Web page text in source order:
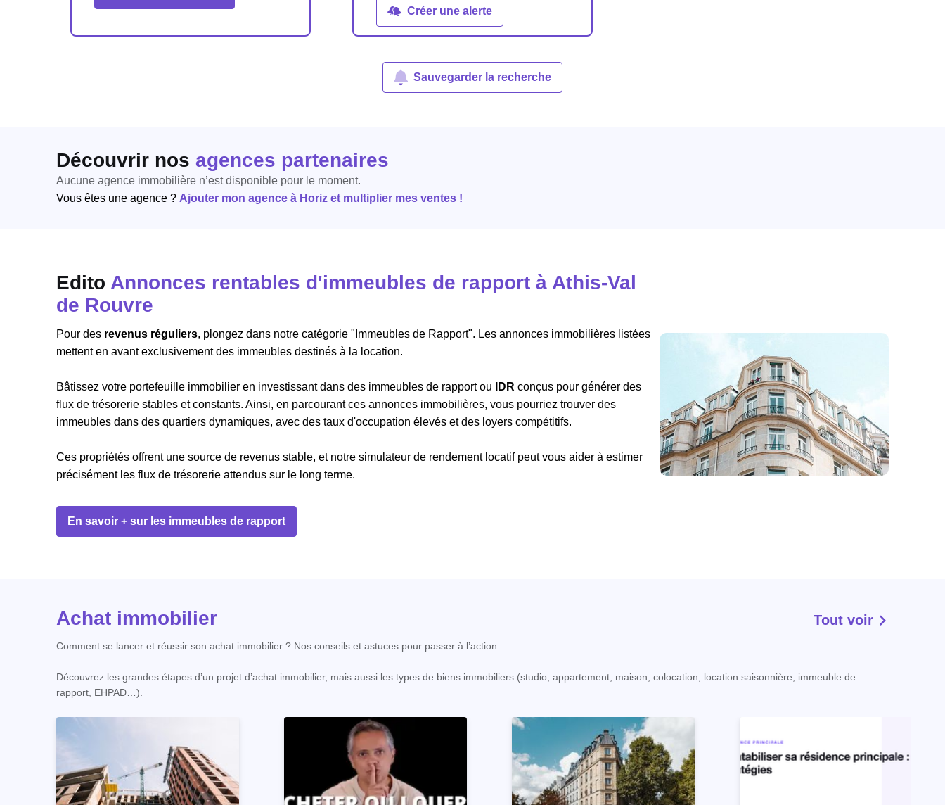
Créer une alerte
Sauvegarder la recherche
Découvrir nos agences partenaires
Aucune agence immobilière n’est disponible pour le moment.
Vous êtes une agence ? Ajouter mon agence à Horiz et multiplier mes ventes !
Edito Annonces rentables d'immeubles de rapport à Athis-Val
de Rouvre
Pour des revenus réguliers, plongez dans notre catégorie "Immeubles de Rapport". Les annonces immobilières listées
mettent en avant exclusivement des immeubles destinés à la location.
Bâtissez votre portefeuille immobilier en investissant dans des immeubles de rapport ou IDR conçus pour générer des
flux de trésorerie stables et constants. Ainsi, en parcourant ces annonces immobilières, vous pourriez trouver des
immeubles dans des quartiers dynamiques, avec des taux d'occupation élevés et des loyers compétitifs.
Ces propriétés offrent une source de revenus stable, et notre simulateur de rendement locatif peut vous aider à estimer
précisément les flux de trésorerie attendus sur le long terme.
En savoir + sur les immeubles de rapport
Achat immobilier Tout voir
Comment se lancer et réussir son achat immobilier ? Nos conseils et astuces pour passer à l’action.
Découvrez les grandes étapes d’un projet d’achat immobilier, mais aussi les types de biens immobiliers (studio, appartement, maison, colocation, location saisonnière, immeuble de
rapport, EHPAD…).